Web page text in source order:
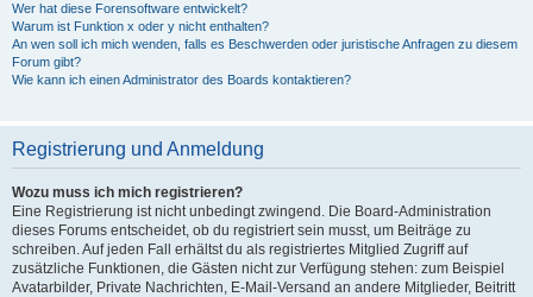
Wer hat diese Forensoftware entwickelt?
Warum ist Funktion x oder y nicht enthalten?
An wen soll ich mich wenden, falls es Beschwerden oder juristische Anfragen zu diesem
Forum gibt?
Wie kann ich einen Administrator des Boards kontaktieren?
Registrierung und Anmeldung
Wozu muss ich mich registrieren?
Eine Registrierung ist nicht unbedingt zwingend. Die Board-Administration
dieses Forums entscheidet, ob du registriert sein musst, um Beiträge zu
schreiben. Auf jeden Fall erhältst du als registriertes Mitglied Zugriff auf
zusätzliche Funktionen, die Gästen nicht zur Verfügung stehen: zum Beispiel
Avatarbilder, Private Nachrichten, E-Mail-Versand an andere Mitglieder, Beitritt